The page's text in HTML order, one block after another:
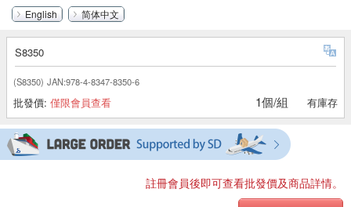
English 简体中文
S8350
(S8350) JAN:978-4-8347-8350-6
批發價: 僅限會員查看 1個/組 有庫存
註冊會員後即可查看批發價及商品詳情。